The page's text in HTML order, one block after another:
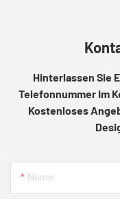
Hinterlassen Sie
Telefonnummer Im
Kostenloses
Name